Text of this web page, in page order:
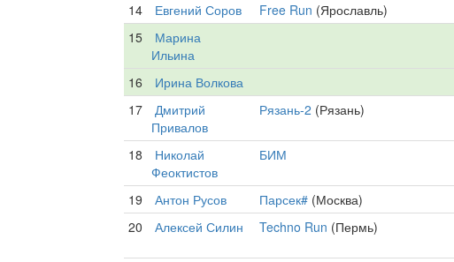
14 Евгений Соров Free Run (Ярославль)
15
Марина
Ильина
16 Ирина Волкова
17
Дмитрий
Привалов
Рязань-2 (Рязань)
18
Николай
Феоктистов
БИМ
19 Антон Русов Парсек#(Москва)
20
Алексей Силин Techno Run (Пермь)